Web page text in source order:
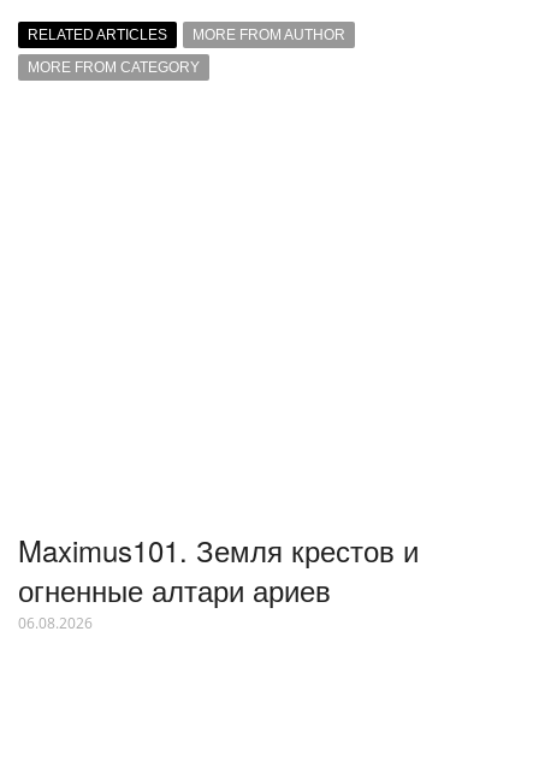
RELATED ARTICLES
MORE FROM AUTHOR
MORE FROM CATEGORY
Maximus101. Земля крестов и
огненные алтари ариев
06.08.2026